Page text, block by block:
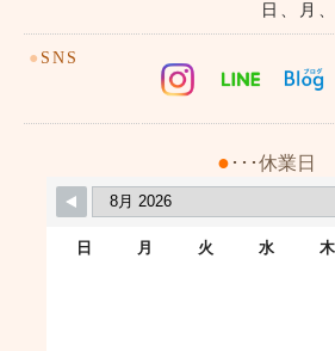
日、月、火
● SNS
● ･･･休業日
日 月 火 水 木